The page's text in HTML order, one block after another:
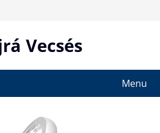
Vecsés
Menu